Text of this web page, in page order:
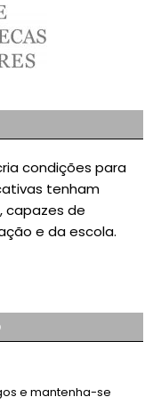
condições para
tenham
capazes de
e da escola.
e mantenha-se